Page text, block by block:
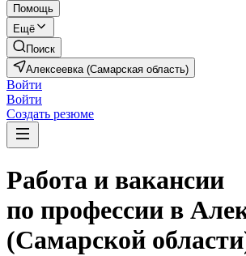
Помощь
Ещё
Поиск
Алексеевка (Самарская область)
Войти
Войти
Создать резюме
Работа и вакансии
по профессии в
(Самарской